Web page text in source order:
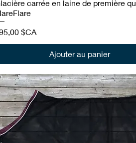
carrée en laine de première
$CA
Ajouter au panier